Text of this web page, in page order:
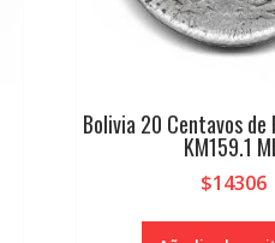
Bolivia 20 Centavos de
KM159.1
$14306